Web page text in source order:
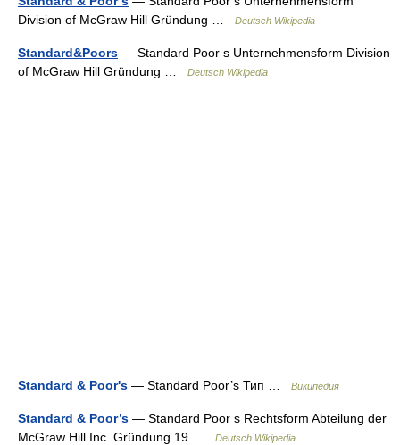
Division of McGraw Hill Gründung …
Deutsch Wikipedia
Standard&Poors — Standard Poor s Unternehmensform Division
of McGraw Hill Gründung …
Deutsch Wikipedia
Standard & Poor's — Standard Poor’s Тип … Википедия
Standard & Poor’s — Standard Poor s Rechtsform Abteilung der
McGraw Hill Inc. Gründung 19 …
Deutsch Wikipedia